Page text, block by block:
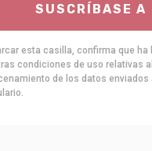
SUSCRÍBASE A
esta casilla, confirma que ha
condiciones de uso relativas al
de los datos enviados